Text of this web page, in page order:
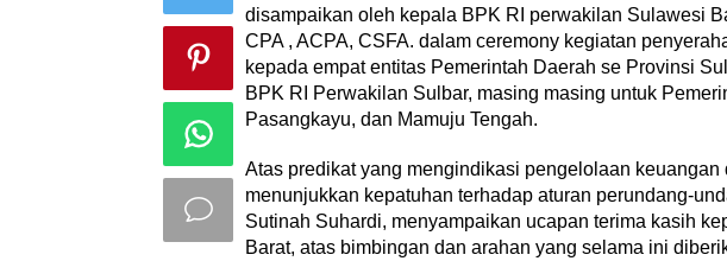
disampaikan oleh kepala BPK RI perwakilan Sulawesi
CPA , ACPA, CSFA. dalam ceremony kegiatan
kepada empat entitas Pemerintah Daerah se Provinsi
BPK RI Perwakilan Sulbar, masing masing untuk
Pasangkayu, dan Mamuju Tengah.
Atas predikat yang mengindikasi pengelolaan
menunjukkan kepatuhan terhadap aturan perundang-
Sutinah Suhardi, menyampaikan ucapan terima kasih
Barat, atas bimbingan dan arahan yang selama ini